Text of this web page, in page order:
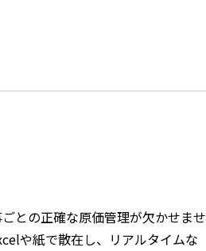
との正確な原価管理が欠かせませ
や紙で散在し、リアルタイムな